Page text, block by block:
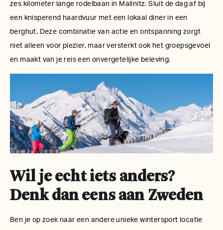
zes kilometer lange rodelbaan in Mallnitz. Sluit de dag af bij
een knisperend haardvuur met een lokaal diner in een
berghut. Deze combinatie van actie en ontspanning zorgt
niet alleen voor plezier, maar versterkt ook het groepsgevoel
en maakt van je reis een onvergetelijke beleving.
Wil je echt iets anders?
Denk dan eens aan Zweden
Ben je op zoek naar een andere unieke wintersport locatie